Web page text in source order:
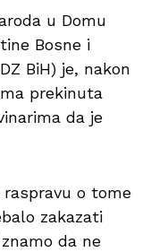
u Domu
Bosne i
BiH) je, nakon
prekinuta
da je
o tome
zakazati
da ne